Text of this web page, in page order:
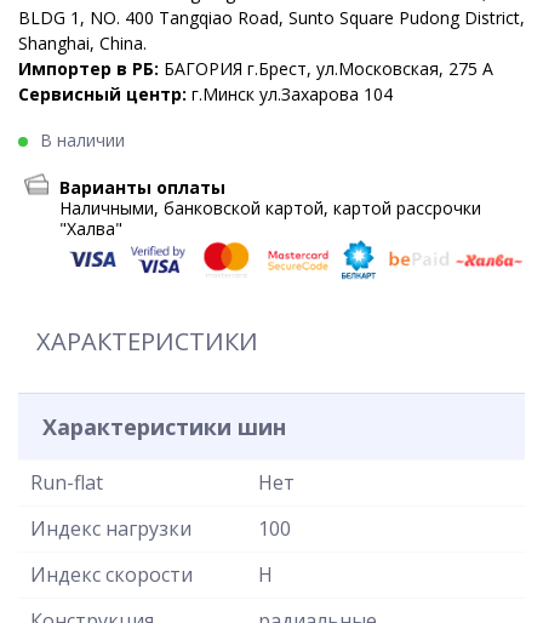
BLDG 1, NO. 400 Tangqiao Road, Sunto Square Pudong District,
Shanghai, China.
Импортер в РБ: БАГОРИЯ г.Брест, ул.Московская, 275 А
Сервисный центр: г.Минск ул.Захарова 104
В наличии
Варианты оплаты
Наличными, банковской картой, картой рассрочки
"Халва"
ХАРАКТЕРИСТИКИ
Характеристики шин
Run-flat
Нет
Индекс нагрузки
100
Индекс скорости
H